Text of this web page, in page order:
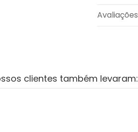
Avaliações
clientes também levaram: